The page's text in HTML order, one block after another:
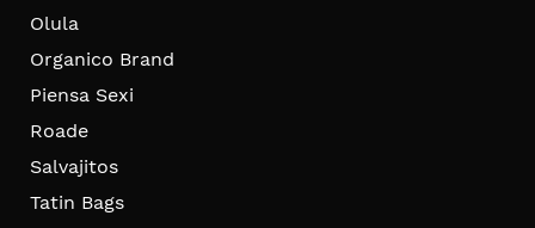
Olula
Organico Brand
Piensa Sexi
Roade
Salvajitos
Tatin Bags